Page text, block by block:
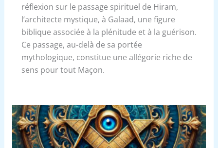
réflexion sur le passage spirituel de Hiram,
l’architecte mystique, à Galaad, une figure
biblique associée à la plénitude et à la guérison.
Ce passage, au-delà de sa portée
mythologique, constitue une allégorie riche de
sens pour tout Maçon.